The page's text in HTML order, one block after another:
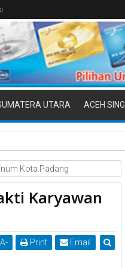
UTARA ACEH
Kota Padang Terganggu
Kota Padang
Karyawan
A- Print Email